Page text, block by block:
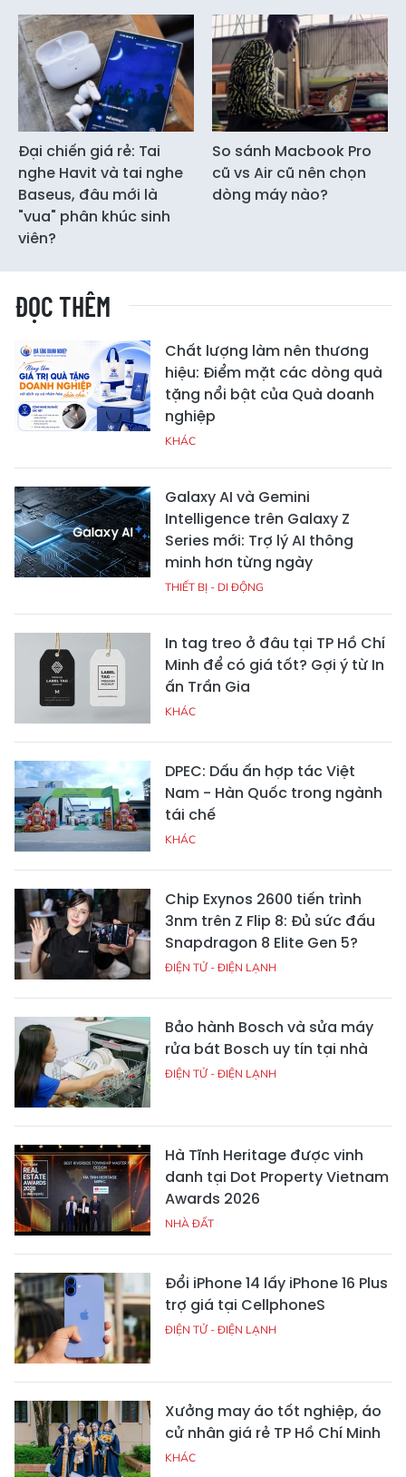
Đại chiến giá rẻ: Tai
nghe Havit và tai nghe
Baseus, đâu mới là
"vua" phân khúc sinh
viên?
So sánh Macbook Pro
cũ vs Air cũ nên chọn
dòng máy nào?
ĐỌC THÊM
Chất lượng làm nên thương
hiệu: Điểm mặt các dòng quà
tặng nổi bật của Quà doanh
nghiệp
KHÁC
Galaxy AI và Gemini
Intelligence trên Galaxy Z
Series mới: Trợ lý AI thông
minh hơn từng ngày
THIẾT BỊ - DI ĐỘNG
In tag treo ở đâu tại TP Hồ Chí
Minh để có giá tốt? Gợi ý từ In
ấn Trần Gia
KHÁC
DPEC: Dấu ấn hợp tác Việt
Nam - Hàn Quốc trong ngành
tái chế
KHÁC
Chip Exynos 2600 tiến trình
3nm trên Z Flip 8: Đủ sức đấu
Snapdragon 8 Elite Gen 5?
ĐIỆN TỬ - ĐIỆN LẠNH
Bảo hành Bosch và sửa máy
rửa bát Bosch uy tín tại nhà
ĐIỆN TỬ - ĐIỆN LẠNH
Hà Tĩnh Heritage được vinh
danh tại Dot Property Vietnam
Awards 2026
NHÀ ĐẤT
Đổi iPhone 14 lấy iPhone 16 Plus
trợ giá tại CellphoneS
ĐIỆN TỬ - ĐIỆN LẠNH
Xưởng may áo tốt nghiệp, áo
cử nhân giá rẻ TP Hồ Chí Minh
KHÁC